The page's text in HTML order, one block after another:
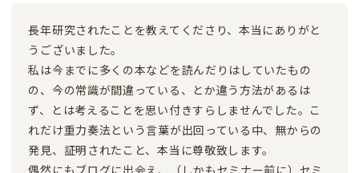
長年研究されたことを教えてくださり、本当にありがと
うございました。
私は今までに多くの本などを読んだりはしていたもの
の、今の常識が間違っている、とか違う方法があるは
ず、とは考えることを思い付きすらしませんでした。こ
れだけ重力奏法という言葉が出回っている中、無からの
発見、証明されたこと、本当に尊敬致します。
偶然にもブログに出会え、（しかもセミナー前に）セミ